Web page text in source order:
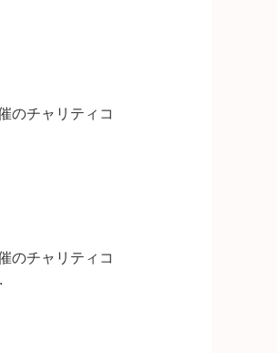
のチャリティコ
のチャリティコ